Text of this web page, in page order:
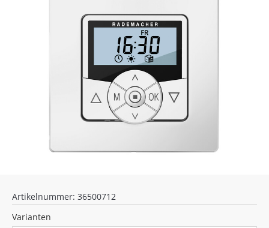
Artikelnummer: 36500712
Varianten